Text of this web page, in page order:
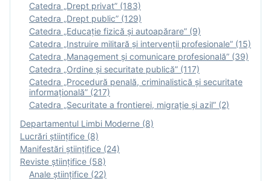
Catedra „Drept privat” (183)
Catedra „Drept public” (129)
Catedra „Educație fizică şi autoapărare” (9)
Catedra „Instruire militară şi intervenţii profesionale” (15)
Catedra „Management și comunicare profesională” (39)
Catedra „Ordine și securitate publică” (117)
Catedra „Procedură penală, criminalistică și securitate
informațională” (217)
Catedra „Securitate a frontierei, migrație și azil” (2)
Departamentul Limbi Moderne (8)
Lucrări științifice (8)
Manifestări ştiinţifice (24)
Reviste ştiinţifice (58)
Anale ştiinţifice (22)